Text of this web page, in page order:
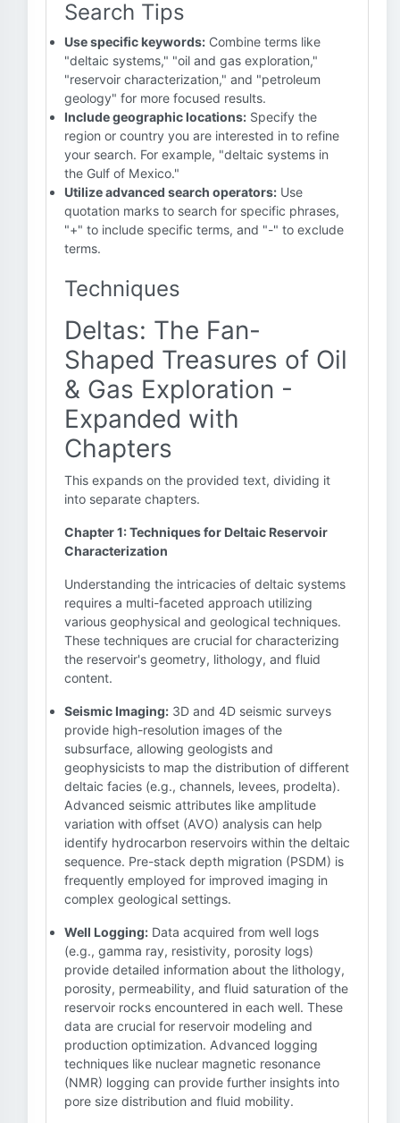
Search Tips
Use specific keywords: Combine terms like
"deltaic systems," "oil and gas exploration,"
"reservoir characterization," and "petroleum
geology" for more focused results.
Include geographic locations: Specify the
region or country you are interested in to refine
your search. For example, "deltaic systems in
the Gulf of Mexico."
Utilize advanced search operators: Use
quotation marks to search for specific phrases,
"+" to include specific terms, and "-" to exclude
terms.
Techniques
Deltas: The Fan-
Shaped Treasures of Oil
& Gas Exploration -
Expanded with
Chapters
This expands on the provided text, dividing it
into separate chapters.
Chapter 1: Techniques for Deltaic Reservoir
Characterization
Understanding the intricacies of deltaic systems
requires a multi-faceted approach utilizing
various geophysical and geological techniques.
These techniques are crucial for characterizing
the reservoir's geometry, lithology, and fluid
content.
Seismic Imaging: 3D and 4D seismic surveys
provide high-resolution images of the
subsurface, allowing geologists and
geophysicists to map the distribution of different
deltaic facies (e.g., channels, levees, prodelta).
Advanced seismic attributes like amplitude
variation with offset (AVO) analysis can help
identify hydrocarbon reservoirs within the deltaic
sequence. Pre-stack depth migration (PSDM) is
frequently employed for improved imaging in
complex geological settings.
Well Logging: Data acquired from well logs
(e.g., gamma ray, resistivity, porosity logs)
provide detailed information about the lithology,
porosity, permeability, and fluid saturation of the
reservoir rocks encountered in each well. These
data are crucial for reservoir modeling and
production optimization. Advanced logging
techniques like nuclear magnetic resonance
(NMR) logging can provide further insights into
pore size distribution and fluid mobility.